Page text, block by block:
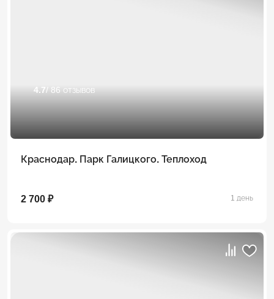
4.7/ 86 отзывов
Краснодар. Парк Галицкого. Теплоход
2 700 ₽ 1 день